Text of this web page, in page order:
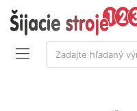
Vyhľadávanie:
Zadajte hľadaný